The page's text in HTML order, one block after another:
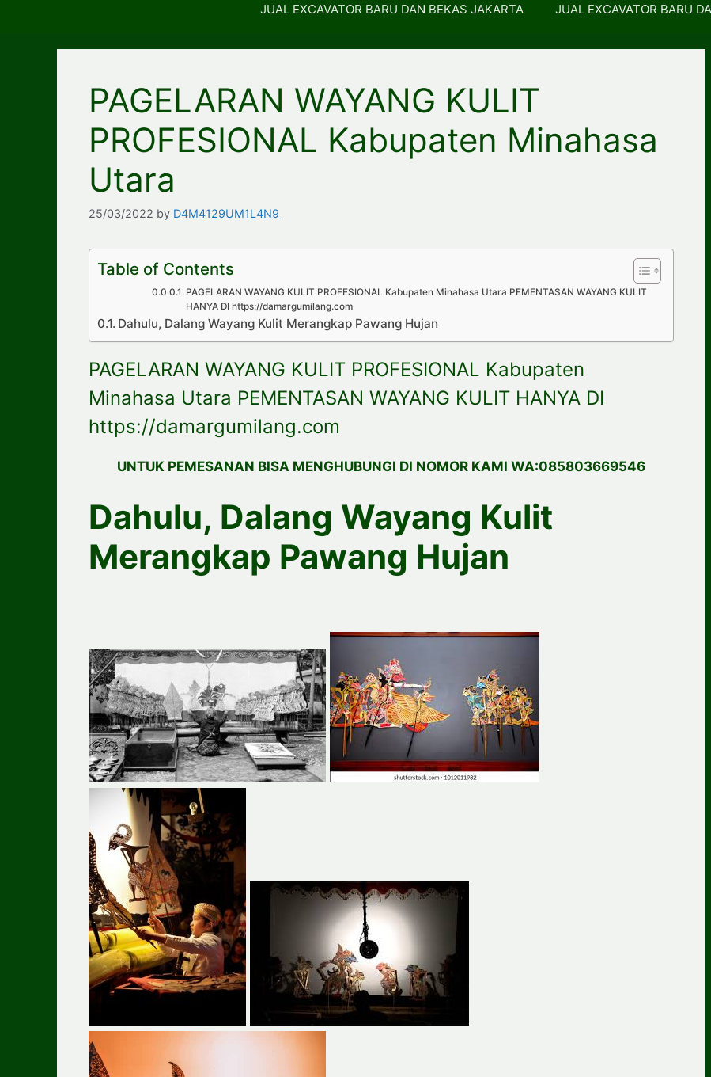
JUAL EXCAVATOR BARU DAN BEKAS JAKARTA JUAL EXCAVATOR BARU
PAGELARAN WAYANG KULIT
PROFESIONAL Kabupaten Minahasa
Utara
25/03/2022 by D4M4129UM1L4N9
Table of Contents
PAGELARAN WAYANG KULIT PROFESIONAL Kabupaten Minahasa Utara PEMENTASAN WAYANG KULIT
HANYA DI https://damargumilang.com
Dahulu, Dalang Wayang Kulit Merangkap Pawang Hujan
PAGELARAN WAYANG KULIT PROFESIONAL Kabupaten
Minahasa Utara PEMENTASAN WAYANG KULIT HANYA DI
https://damargumilang.com
UNTUK PEMESANAN BISA MENGHUBUNGI DI NOMOR KAMI WA:085803669546
Dahulu, Dalang Wayang Kulit
Merangkap Pawang Hujan